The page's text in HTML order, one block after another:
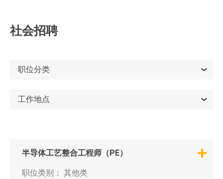
社会招聘
半导体工艺整合工程师（PE）
职位类别： 其他类